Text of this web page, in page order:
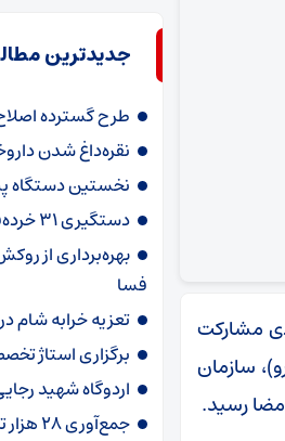
مشارکت
سازمان
رسید.
جدیدترین
طرح گسترده
نقره‌داغ شدن
نخستین دستگاه
دستگیری ۳۱ خرده‌فروش مواد مخدر در فسا
بهره‌برداری از
فسا
تعزیه خرابه شام
برگزاری استاژ
اردوگاه شهید
جمع‌آوری ۲۸ هزار تن کاه برای دامداری‌های فسا